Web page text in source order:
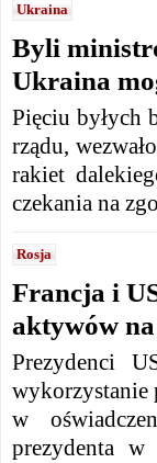
Ukraina
Byli
Ukraina
Pięciu byłych
rządu,
rakiet
czekania na
Rosja
Francja i
aktywów
Prezydenci
wykorzystanie
w
prezydenta w